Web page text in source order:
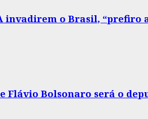
invadirem o Brasil,
Flávio Bolsonaro será o